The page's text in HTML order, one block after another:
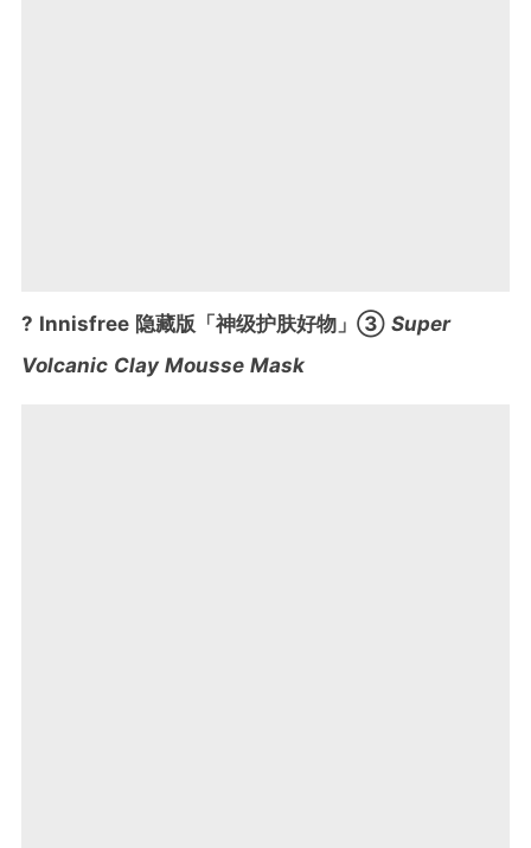
? Innisfree 隐藏版「神级护肤好物」③ Super
Volcanic Clay Mousse Mask